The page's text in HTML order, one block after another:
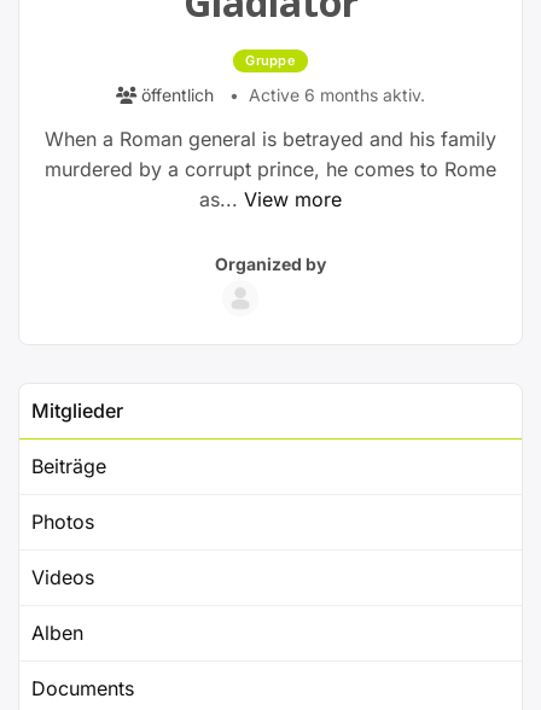
Gruppe
öffentlich Active 6 months aktiv.
When a Roman general is betrayed and his family
murdered by a corrupt prince, he comes to Rome
as... View more
Group
Parent
Group
Organizers
Organized by
Mitglieder
Beiträge
Photos
Videos
Alben
Documents